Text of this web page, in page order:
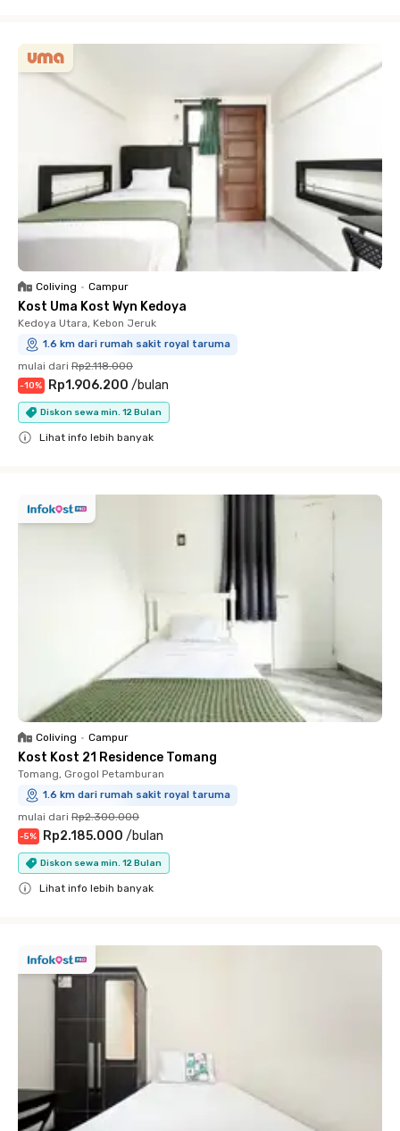
Coliving • Campur
Kost Uma Kost Wyn Kedoya
Kedoya Utara, Kebon Jeruk
1.6 km dari rumah sakit royal taruma
mulai dari Rp2.118.000
-10% Rp1.906.200 /bulan
Diskon sewa min. 12 Bulan
Lihat info lebih banyak
Coliving • Campur
Kost Kost 21 Residence Tomang
Tomang, Grogol Petamburan
1.6 km dari rumah sakit royal taruma
mulai dari Rp2.300.000
-5% Rp2.185.000 /bulan
Diskon sewa min. 12 Bulan
Lihat info lebih banyak